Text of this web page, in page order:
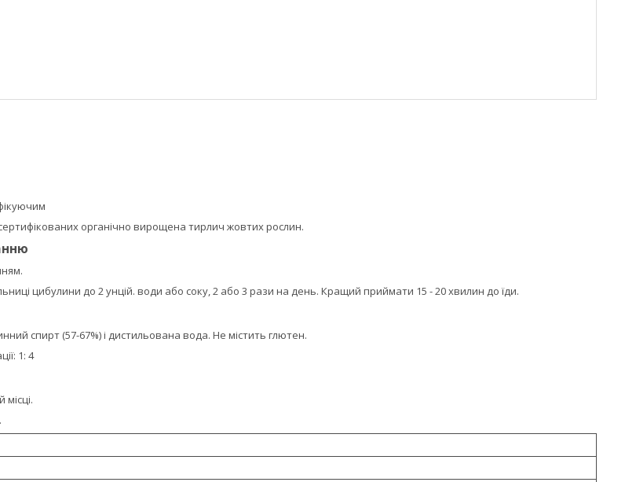
органічно вирощена тирлич жовтих рослин.
цибулини до 2 унцій. води або соку, 2 або 3 рази на день. Кращий приймати 15 - 20 хвилин до їди.
спирт (57-67%) і дистильована вода. Не містить глютен.
1: 4